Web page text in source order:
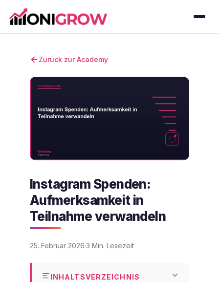
Zurück zur Academy
Instagram Spenden:
Aufmerksamkeit in
Teilnahme verwandeln
25. Februar 2026 3 Min. Lesezeit
INHALTSVERZEICHNIS